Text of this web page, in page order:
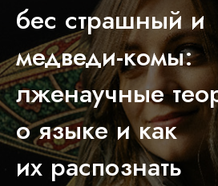
бес страшный и
медведи-комы:
лженаучные
о языке и как
их распознать